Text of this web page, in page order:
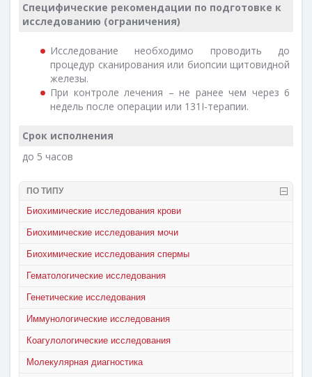
Специфические рекомендации по подготовке к
исследованию (ограничения)
Исследование необходимо проводить до
процедур сканирования или биопсии щитовидной
железы.
При контроле лечения – не ранее чем через 6
недель после операции или 131I-терапии.
Срок исполнения
до 5 часов
ПО ТИПУ
Биохимические исследования крови
Биохимические исследования мочи
Биохимические исследования спермы
Гематологические исследования
Генетические исследования
Иммунологические исследования
Коагулологические исследования
Молекулярная диагностика